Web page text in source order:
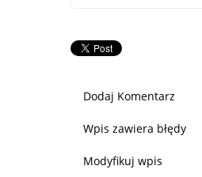
Dodaj Komentarz
Wpis zawiera błędy
Modyfikuj wpis